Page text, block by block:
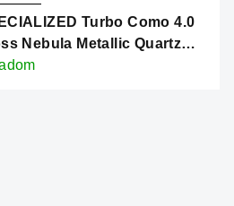
Turbo Como 4.0
Nebula Metallic Quartz
Dry Impsto/Mauve